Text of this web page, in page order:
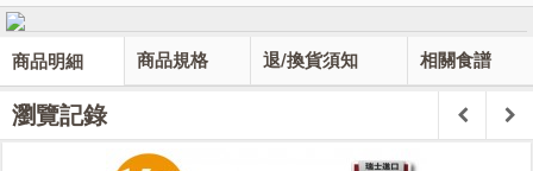
商品明細 商品規格 退/換貨須知 相關食譜
瀏覽記錄